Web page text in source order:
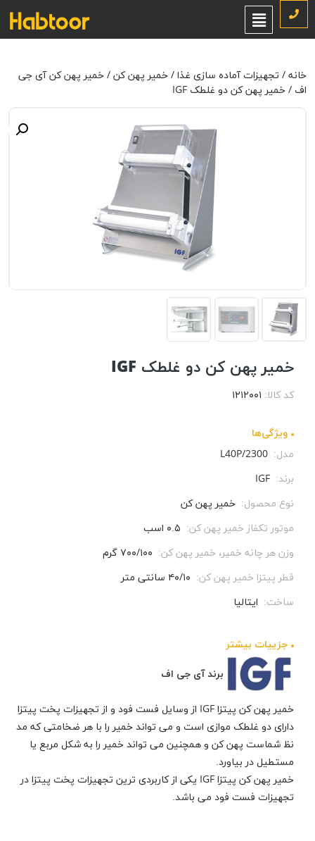
خانه/ تجهیزات آماده سازی غذا
/ خمیر پهن کن دو غلطک IGF
خانه / تجهیزات آماده سازی غذا / خمیر پهن کن / خمیر پهن کن آی جی
اف / خمیر پهن کن دو غلطک IGF
خمیر پهن کن دو غلطک IGF
برند آی جی اف
خمیر پهن کن پیتزا IGF از وسایل فست فود و از تجهیزات پخت پیتزا
دارای دو غلطک موازی است و می تواند خمیر را با هر ضخامتی که مد
نظ شماست پهن کن و همچنین می تواند خمیر را به شکل مربع یا
مستطیل در بیاورد.
خمیر پهن کن پیتزا IGF یکی از کاربردی ترین تجهیزات پخت پیتزا در
تجهیزات فست فود می باشد.
کد کالا: ۱۲۱۲۰۰۱
ویژگی‌ها
مدل: 2300/L40P
برند: IGF
نوع محصول: خمیر پهن کن
موتور تکفاز خمیر پهن کن: ۰.۵ اسب
وزن هر چانه خمیر، خمیر پهن کن: ۷۰۰/۱۰۰ گرم
قطر پیتزا خمیر پهن کن: ۴۰/۱۰ سانتی متر
ساخت: ایتالیا
جزيیات بیشتر